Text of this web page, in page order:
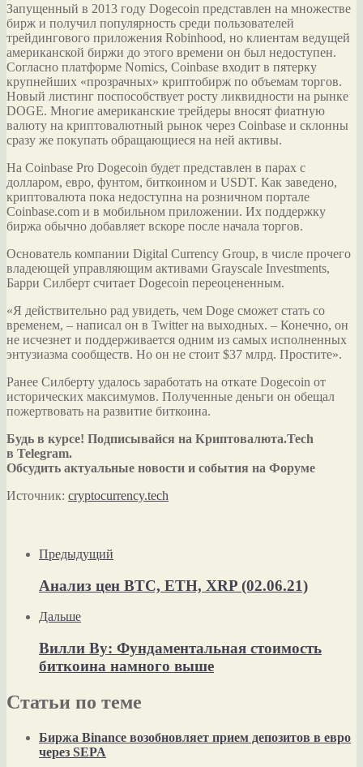
Запущенный в 2013 году Dogecoin представлен на множестве
бирж и получил популярность среди пользователей
трейдингового приложения Robinhood, но клиентам ведущей
американской биржи до этого времени он был недоступен.
Согласно платформе Nomics, Coinbase входит в пятерку
крупнейших «прозрачных» криптобирж по объемам торгов.
Новый листинг поспособствует росту ликвидности на рынке
DOGE. Многие американские трейдеры вносят фиатную
валюту на криптовалютный рынок через Coinbase и склонны
сразу же покупать обращающиеся на ней активы.
На Coinbase Pro Dogecoin будет представлен в парах с
долларом, евро, фунтом, биткоином и USDT. Как заведено,
криптовалюта пока недоступна на розничном портале
Coinbase.com и в мобильном приложении. Их поддержку
биржа обычно добавляет вскоре после начала торгов.
Основатель компании Digital Currency Group, в числе прочего
владеющей управляющим активами Grayscale Investments,
Барри Силберт считает Dogecoin переоцененным.
«Я действительно рад увидеть, чем Doge сможет стать со
временем, – написал он в Twitter на выходных. – Конечно, он
не исчезнет и поддерживается одним из самых исполненных
энтузиазма сообществ. Но он не стоит $37 млрд. Простите».
Ранее Силберту удалось заработать на откате Dogecoin от
исторических максимумов. Полученные деньги он обещал
пожертвовать на развитие биткоина.
Будь в курсе! Подписывайся на Криптовалюта.Tech
в Telegram.
Обсудить актуальные новости и события на Форуме
Источник: cryptocurrency.tech
Предыдущий
Анализ цен BTC, ETH, XRP (02.06.21)
Дальше
Вилли Ву: Фундаментальная стоимость
биткоина намного выше
Статьи по теме
Биржа Binance возобновляет прием депозитов в евро
через SEPA